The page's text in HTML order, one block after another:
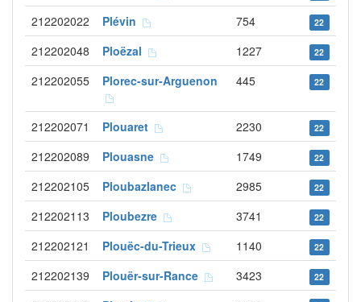
212202022 Plévin 754 22
212202048 Ploëzal 1227 22
212202055 Plorec-sur-Arguenon 445 22
212202071 Plouaret 2230 22
212202089 Plouasne 1749 22
212202105 Ploubazlanec 2985 22
212202113 Ploubezre 3741 22
212202121 Plouëc-du-Trieux 1140 22
212202139 Plouër-sur-Rance 3423 22